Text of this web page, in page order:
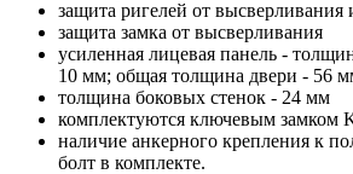
защита ригелей от
защита замка от высверливания
усиленная лицевая панель -
10 мм; общая толщина двери - 56
толщина боковых стенок - 24 мм
комплектуются ключевым замком
наличие анкерного крепления к
болт в комплекте.